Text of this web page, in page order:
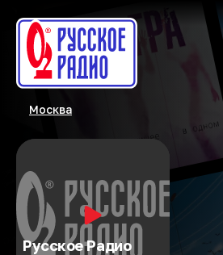
Москва
Русское Радио